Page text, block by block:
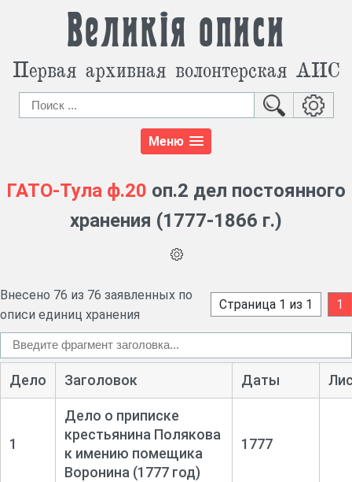
Великія описи
Первая архивная волонтерская АИС
Меню
ГАТО-Тула ф.20 оп.2 дел постоянного
хранения (1777-1866 г.)
Внесено 76 из 76 заявленных по
описи единиц хранения
Страница 1 из 1 1
Дело Заголовок Даты
1
Дело о приписке
крестьянина Полякова
к имению помещика
Воронина (1777 год)
1777